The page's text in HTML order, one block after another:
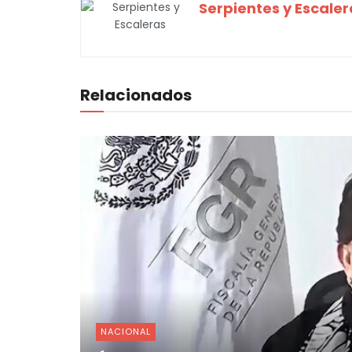
Serpientes y
Relacionados
NACIONAL